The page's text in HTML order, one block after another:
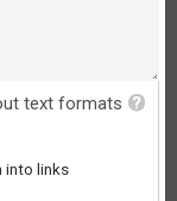
text formats
into links